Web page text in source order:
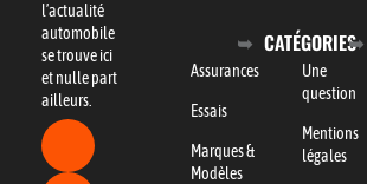
l’actualité
automobile
se trouve ici
et nulle part
ailleurs.
CATÉGORIES
Assurances
Essais
Marques &
Modèles
Une
question
Mentions
légales